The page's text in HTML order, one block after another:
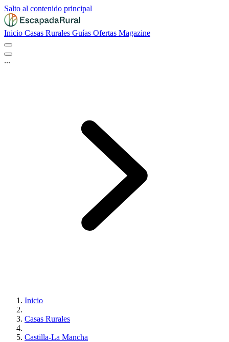
Salto al contenido principal
Inicio Casas Rurales Guías Ofertas Magazine
...
Inicio
Casas Rurales
Castilla-La Mancha